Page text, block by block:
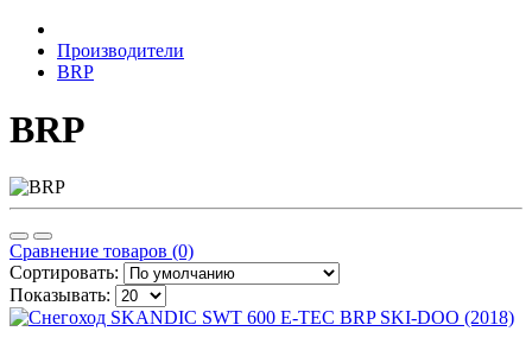
Производители
BRP
BRP
Сравнение товаров (0)
Сортировать:
Показывать: